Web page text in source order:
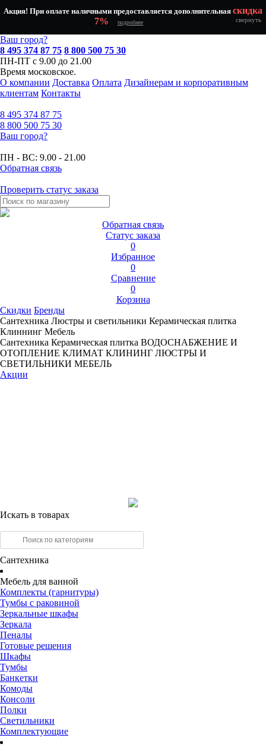
Акция! При оплате наличными предоставляется дополнительная скидка
7%
подробнее свернуть
Ваш город?
8 495 374 87 75 8 800 500 75 30
ПН-ПТ с 9.00 до 21.00
Время московское.
О компании Доставка Оплата Дизайнерам и корпоративным
клиентам Контакты
8 495 374 87 75
8 800 500 75 30
Ваш город?
ПН - ВС: 9.00 - 21.00
Обратная связь
Проверить статус заказа
Обратная связь
Статус заказа
0
Избранное
0
Сравнение
0
Корзина
Скидки Бренды
Сантехника Люстры и светильники Керамическая плитка
Клиннинг Мебель
Сантехника Керамическая плитка ВОДОСНАБЖЕНИЕ И
ОТОПЛЕНИЕ КЛИМАТ КЛИНИНГ ЛЮСТРЫ И
СВЕТИЛЬНИКИ МЕБЕЛЬ
Акции
Искать в товарах
Сантехника
Мебель для ванной
Комплекты (гарнитуры)
Тумбы с раковиной
Зеркальные шкафы
Зеркала
Пеналы
Готовые решения
Шкафы
Тумбы
Банкетки
Комоды
Консоли
Полки
Светильники
Комплектующие